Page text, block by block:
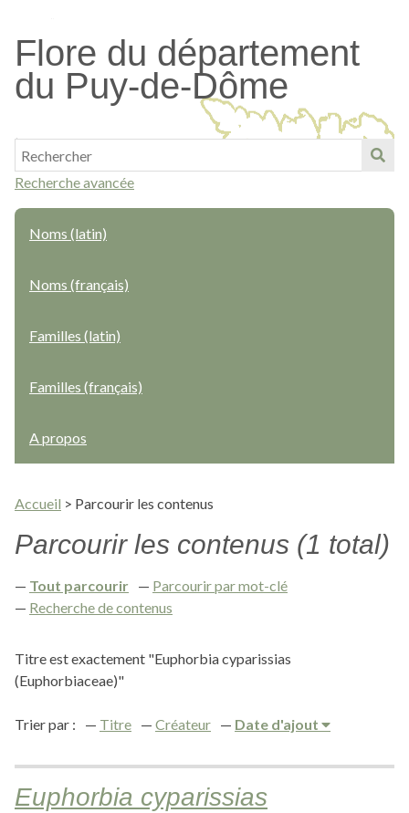
contenu
principal
Flore du département
du Puy-de-Dôme
Recherche avancée
Noms (latin)
Noms (français)
Familles (latin)
Familles (français)
A propos
Accueil > Parcourir les contenus
Parcourir les contenus (1 total)
Tout parcourir
Parcourir par mot-clé
Recherche de contenus
Titre est exactement "Euphorbia cyparissias
(Euphorbiaceae)"
Trier par : Titre Créateur Date d'ajout
Euphorbia cyparissias